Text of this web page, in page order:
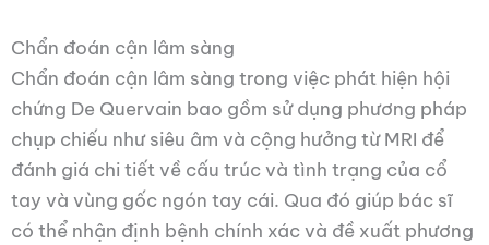
Chẩn đoán cận lâm sàng
Chẩn đoán cận lâm sàng trong việc phát hiện hội
chứng De Quervain bao gồm sử dụng phương pháp
chụp chiếu như siêu âm và cộng hưởng từ MRI để
đánh giá chi tiết về cấu trúc và tình trạng của cổ
tay và vùng gốc ngón tay cái. Qua đó giúp bác sĩ
có thể nhận định bệnh chính xác và đề xuất phương